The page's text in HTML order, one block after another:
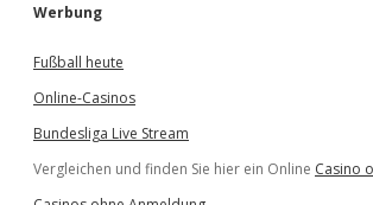
Werbung
Fußball heute
Online-Casinos
Bundesliga Live Stream
Vergleichen und finden Sie hier ein Online Casino